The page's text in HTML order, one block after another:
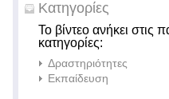
Κατηγορίες
Το βίντεο ανήκει στις
κατηγορίες:
Δραστηριότητες
Εκπαίδευση